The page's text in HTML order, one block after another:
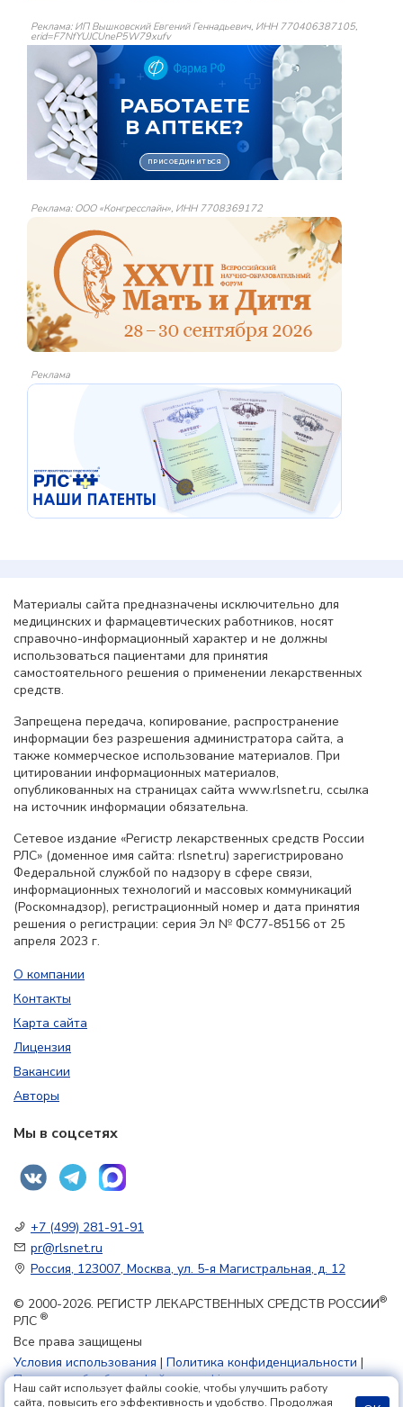
Реклама: ИП Вышковский Евгений Геннадьевич, ИНН 770406387105,
erid=F7NfYUJCUneP5W79xufv
Реклама: ООО «Конгресслайн», ИНН 7708369172
Реклама
Материалы сайта предназначены исключительно для
медицинских и фармацевтических работников, носят
справочно-информационный характер и не должны
использоваться пациентами для принятия
самостоятельного решения о применении лекарственных
средств.
Запрещена передача, копирование, распространение
информации без разрешения администратора сайта, а
также коммерческое использование материалов. При
цитировании информационных материалов,
опубликованных на страницах сайта www.rlsnet.ru, ссылка
на источник информации обязательна.
Сетевое издание «Регистр лекарственных средств России
РЛС» (доменное имя сайта: rlsnet.ru) зарегистрировано
Федеральной службой по надзору в сфере связи,
информационных технологий и массовых коммуникаций
(Роскомнадзор), регистрационный номер и дата принятия
решения о регистрации: серия Эл № ФС77-85156 от 25
апреля 2023 г.
О компании
Контакты
Карта сайта
Лицензия
Вакансии
Авторы
Мы в соцсетях
+7 (499) 281-91-91
pr@rlsnet.ru
Россия, 123007, Москва, ул. 5-я Магистральная, д. 12
© 2000-2026. РЕГИСТР ЛЕКАРСТВЕННЫХ СРЕДСТВ РОССИИ®
РЛС ®
Все права защищены
Условия использования | Политика конфиденциальности |
Политика обработки файлов cookie
Наш сайт использует файлы cookie, чтобы улучшить работу
сайта, повысить его эффективность и удобство. Продолжая